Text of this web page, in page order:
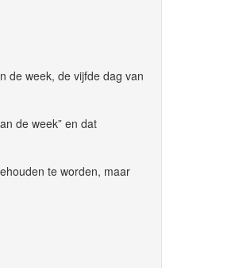
de week, de vijfde dag van
de week” en dat
te worden, maar